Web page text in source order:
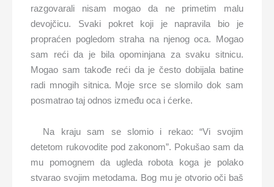
razgovarali nisam mogao da ne primetim malu
devojčicu. Svaki pokret koji je napravila bio je
propraćen pogledom straha na njenog oca. Mogao
sam reći da je bila opominjana za svaku sitnicu.
Mogao sam takođe reći da je često dobijala batine
radi mnogih sitnica. Moje srce se slomilo dok sam
posmatrao taj odnos između oca i ćerke.
Na kraju sam se slomio i rekao: “Vi svojim
detetom rukovodite pod zakonom”. Pokušao sam da
mu pomognem da ugleda robota koga je polako
stvarao svojim metodama. Bog mu je otvorio oči baš